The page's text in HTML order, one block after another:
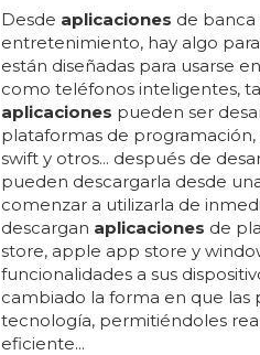
Desde aplicaciones de banca
entretenimiento, hay algo para
están diseñadas para usarse
como teléfonos inteligentes,
aplicaciones pueden ser
plataformas de
swift y otros... después de
pueden descargarla desde
comenzar a utilizarla de
descargan aplicaciones de
store, apple app store y
funcionalidades a sus
cambiado la forma en que las
tecnología, permitiéndoles
eficiente...